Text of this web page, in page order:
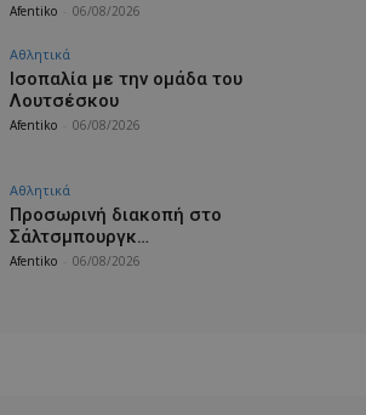
Afentiko 06/08/2026
Αθλητικά
Iσοπαλία με την ομάδα του
Λουτσέσκου
Afentiko 06/08/2026
Αθλητικά
Προσωρινή διακοπή στο
Σάλτσμπουργκ…
Afentiko 06/08/2026